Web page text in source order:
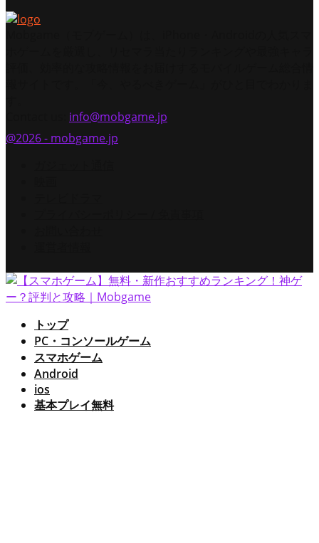
info@mobgame.jp
@2026 - mobgame.jp
トップ
PC・コンソールゲーム
スマホゲーム
Android
ios
基本プレイ無料